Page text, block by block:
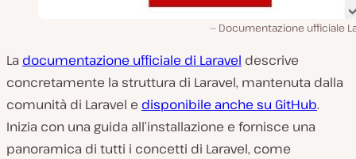
Documentazione ufficiale
La documentazione ufficiale di Laravel descrive
concretamente la struttura di Laravel, mantenuta dalla
comunità di Laravel e disponibile anche su GitHub.
Inizia con una guida all’installazione e fornisce una
panoramica di tutti i concetti di Laravel, come